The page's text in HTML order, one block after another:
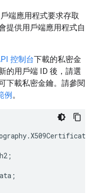
端應用程式要求存取
提供用戶端應用程式自
控制台下載的私密金
的用戶端 ID 後，請選
下載私密金鑰。請參閱
例。
.X509Certificates
;
;